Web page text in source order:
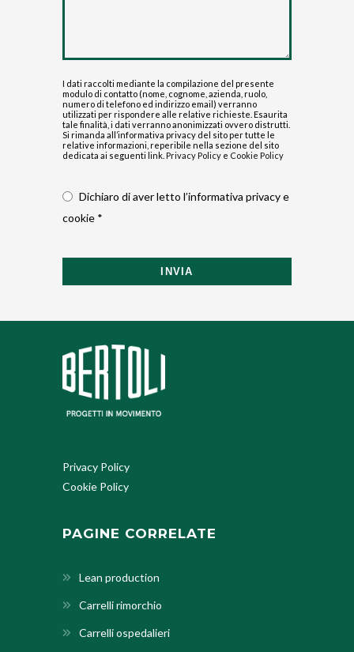
I dati raccolti mediante la compilazione del presente
modulo di contatto (nome, cognome, azienda, ruolo,
numero di telefono ed indirizzo email) verranno
utilizzati per rispondere alle relative richieste. Esaurita
tale finalità, i dati verranno anonimizzati ovvero distrutti.
Si rimanda all’informativa privacy del sito per tutte le
relative informazioni, reperibile nella sezione del sito
dedicata ai seguenti link. Privacy Policy e Cookie Policy
Dichiaro di aver letto l’informativa privacy e
cookie *
INVIA
Privacy Policy
Cookie Policy
PAGINE CORRELATE
Lean production
Carrelli rimorchio
Carrelli ospedalieri